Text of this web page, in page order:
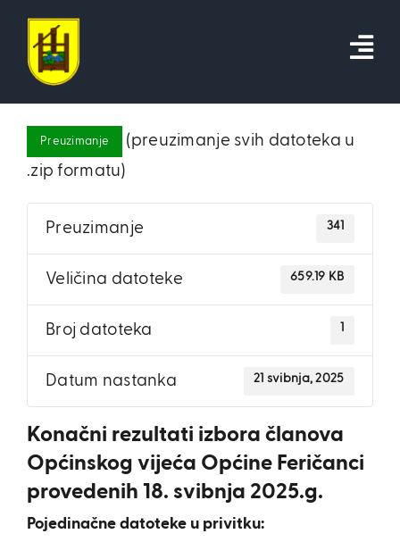
content
Preuzimanje
(preuzimanje svih datoteka u
.zip formatu)
Preuzimanje 341
Veličina datoteke 659.19 KB
Broj datoteka 1
Datum nastanka 21 svibnja, 2025
Konačni rezultati izbora članova
Općinskog vijeća Općine Feričanci
provedenih 18. svibnja 2025.g.
Pojedinačne datoteke u privitku: